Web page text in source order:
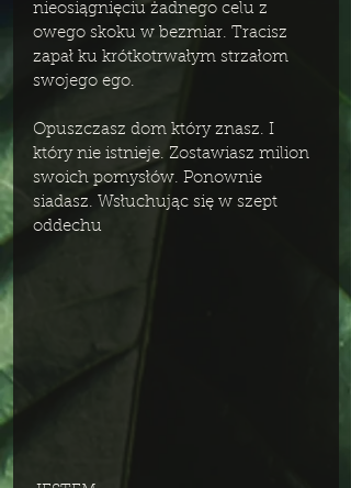
nieosiągnięciu żadnego celu z
owego skoku w bezmiar. Tracisz
zapał ku krótkotrwałym strzałom
swojego ego.
Opuszczasz dom który znasz. I
który nie istnieje. Zostawiasz milion
swoich pomysłów. Ponownie
siadasz. Wsłuchując się w szept
oddechu